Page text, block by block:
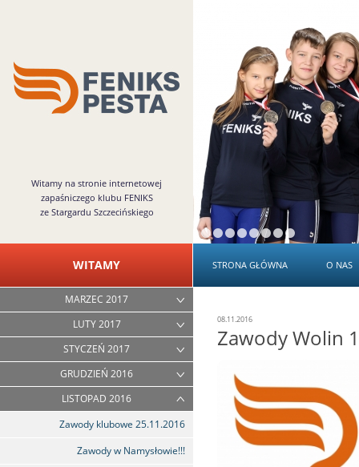
Witamy na stronie internetowej
zapaśniczego klubu FENIKS
ze Stargardu Szczecińskiego
WITAMY STRONA GŁÓWNA O NAS
MARZEC 2017
LUTY 2017
STYCZEŃ 2017
GRUDZIEŃ 2016
LISTOPAD 2016
Zawody klubowe 25.11.2016
Zawody w Namysłowie!!!
08.11.2016
Zawody Wolin